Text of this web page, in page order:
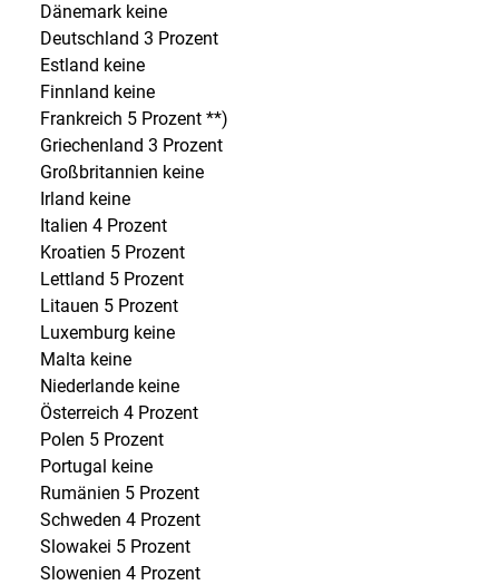
Dänemark keine
Deutschland 3 Prozent
Estland keine
Finnland keine
Frankreich 5 Prozent **)
Griechenland 3 Prozent
Großbritannien keine
Irland keine
Italien 4 Prozent
Kroatien 5 Prozent
Lettland 5 Prozent
Litauen 5 Prozent
Luxemburg keine
Malta keine
Niederlande keine
Österreich 4 Prozent
Polen 5 Prozent
Portugal keine
Rumänien 5 Prozent
Schweden 4 Prozent
Slowakei 5 Prozent
Slowenien 4 Prozent